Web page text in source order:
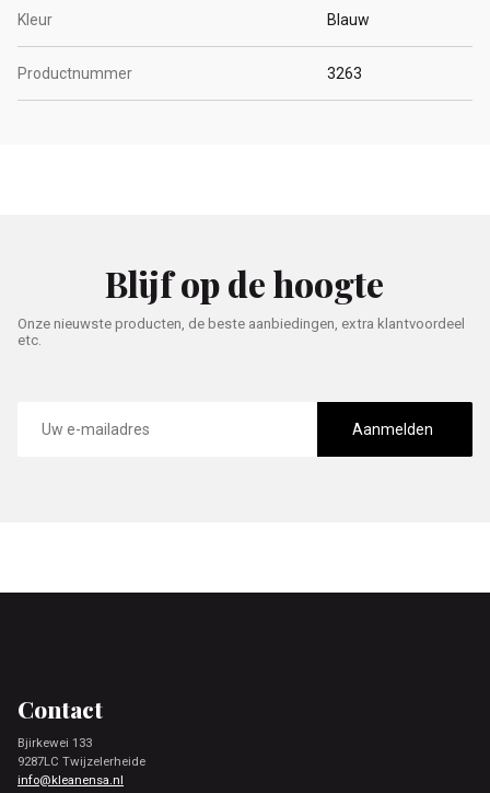
Kleur Blauw
Productnummer 3263
Blijf op de hoogte
Onze nieuwste producten, de beste aanbiedingen, extra klantvoordeel
etc.
mailadres
Aanmelden
Contact
Bjirkewei 133
9287LC Twijzelerheide
info@kleanensa.nl